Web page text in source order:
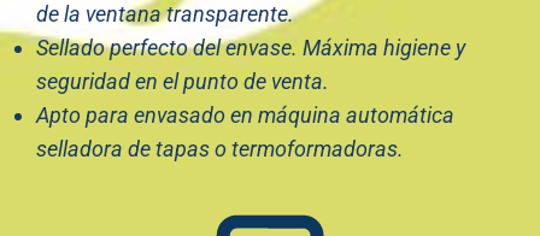
de la ventana transparente.
Sellado perfecto del envase. Máxima higiene y
seguridad en el punto de venta.
Apto para envasado en máquina automática
selladora de tapas o termoformadoras.